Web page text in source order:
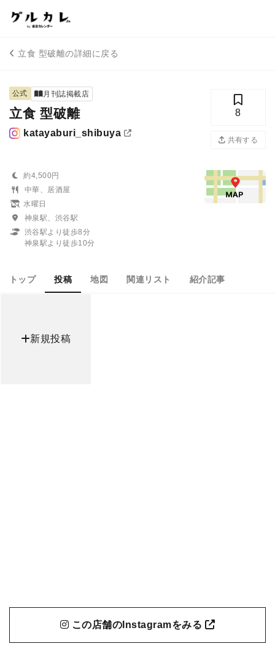
立食 型破離の詳細に戻る
公式 月刊誌掲載店
立食 型破離
katayaburi_shibuya
8
共有する
約4,500円
中華、居酒屋
水曜日
神泉駅、渋谷駅
渋谷駅より徒歩8分
神泉駅より徒歩10分
トップ 投稿 地図 関連リスト 紹介記事
新規投稿
この店舗のInstagramをみる